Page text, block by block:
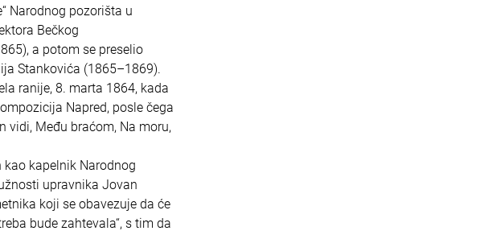
Narodnog pozorišta u
Bečkog
a potom se preselio
Stankovića (1865–1869).
ranije, 8. marta 1864, kada
Napred, posle čega
vidi, Među braćom, Na moru,
kapelnik Narodnog
upravnika Jovan
koji se obavezuje da će
bude zahtevala“, s tim da